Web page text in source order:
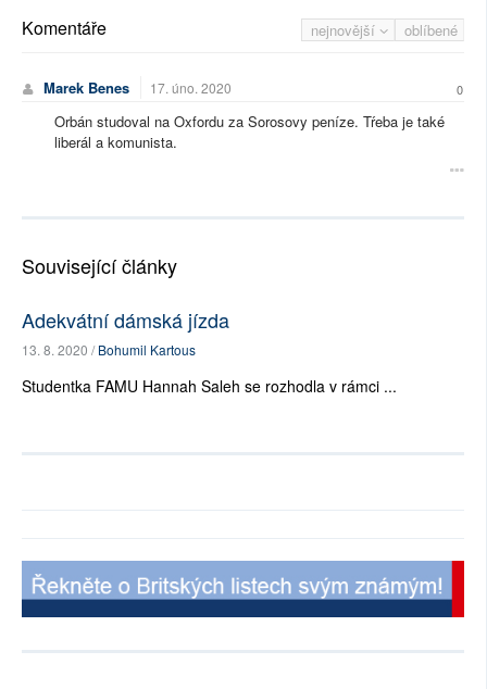
nejnovější oblíbené
Komentáře
Marek Benes 17. úno. 2020 0
Orbán studoval na Oxfordu za Sorosovy peníze. Tŕeba je také
liberál a komunista.
Související články
Adekvátní dámská jízda
13. 8. 2020 /Bohumil Kartous
Studentka FAMU Hannah Saleh se rozhodla v rámci ...